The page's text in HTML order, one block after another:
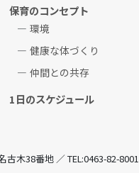
保育のコンセプト
環境
健康な体づくり
仲間との共存
1日のスケジュール
古木38番地 ／ TEL:0463-82-